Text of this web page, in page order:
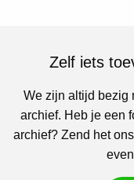
Zelf iets
We zijn altijd bezig
archief. Heb je een
archief? Zend het